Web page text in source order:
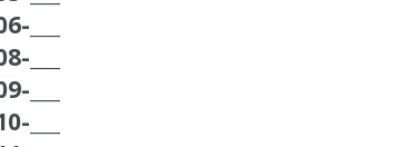
___
___
___
___